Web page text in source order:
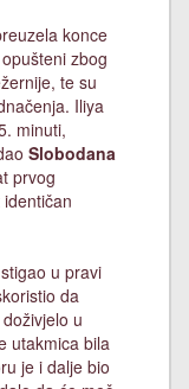
konce
zbog
te su
Iliya
minuti,
Slobodana
prvog
u pravi
da
u
utakmica bila
je i dalje bio